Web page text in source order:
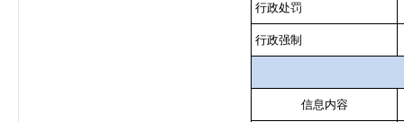
行政处罚
行政强制
信息内容